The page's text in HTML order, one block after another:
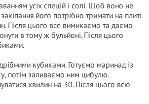
усіх спецій і солі. Щоб воно не
його потрібно тримати на плиті
Після цього все вимикаємо та даємо
в тому ж бульйоні. Після цього
кубиками. Готуємо маринад із
потім заливаємо ним цибулю.
хвилин на 30. Після цього всю